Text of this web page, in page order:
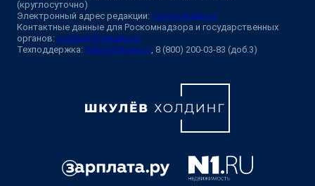
(круглосуточно)
Электронный адрес редакции: ngs@shkulev.ru
Контактные данные для Роскомнадзора и государственных
органов: juristnsk@shkulev.ru
Техподдержка: help@shkulev.ru, 8 (800) 200-03-83 (доб.3)